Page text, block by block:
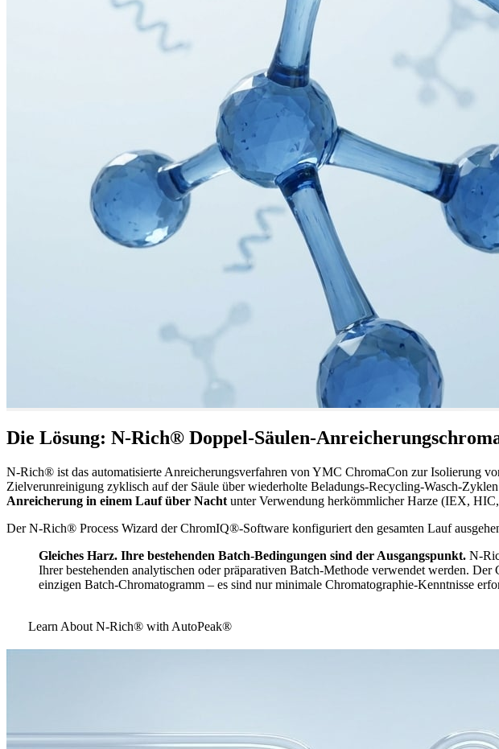
Die Lösung: N-Rich® Doppel-Säulen-
N-Rich® ist das automatisierte Anreicherungsverfahren von YMC ChromaCon zur Isolierung
Zielverunreinigung zyklisch auf der Säule über wiederholte Beladungs-Recycling-Wasch-
Anreicherung in einem Lauf über Nacht unter Verwendung herkömmlicher Harze (IEX,
Der N-Rich® Process Wizard der ChromIQ®-Software konfiguriert den gesamten Lauf
Gleiches Harz. Ihre bestehenden Batch-Bedingungen sind der Ausgangspunkt. N-
Ihrer bestehenden analytischen oder präparativen Batch-Methode verwendet werden.
einzigen Batch-Chromatogramm – es sind nur minimale Chromatographie-Kenntnisse
Learn About N-Rich® with AutoPeak®